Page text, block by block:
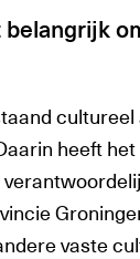
heeft
vaste